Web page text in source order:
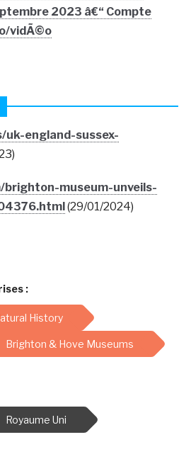
2023 â€“ Compte
vidÃ©o
uk-england-sussex-
brighton-museum-unveils-
(29/01/2024)
:
History
Brighton & Hove Museums
Royaume Uni